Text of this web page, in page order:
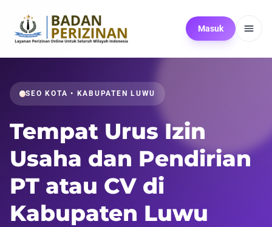
Masuk
SEO KOTA • KABUPATEN LUWU
Tempat Urus Izin
Usaha dan Pendirian
PT atau CV di
Kabupaten Luwu